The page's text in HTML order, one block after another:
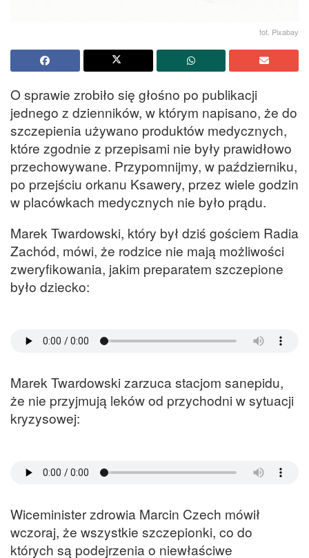
fot. Pixabay
O sprawie zrobiło się głośno po publikacji
jednego z dzienników, w którym napisano, że do
szczepienia używano produktów medycznych,
które zgodnie z przepisami nie były prawidłowo
przechowywane. Przypomnijmy, w październiku,
po przejściu orkanu Ksawery, przez wiele godzin
w placówkach medycznych nie było prądu.
Marek Twardowski, który był dziś gościem Radia
Zachód, mówi, że rodzice nie mają możliwości
zweryfikowania, jakim preparatem szczepione
było dziecko:
Marek Twardowski zarzuca stacjom sanepidu,
że nie przyjmują leków od przychodni w sytuacji
kryzysowej:
Wiceminister zdrowia Marcin Czech mówił
wczoraj, że wszystkie szczepionki, co do
których są podejrzenia o niewłaściwe